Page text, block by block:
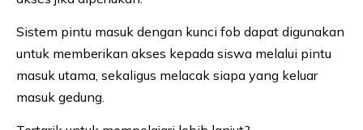
Sistem pintu masuk dengan kunci fob dapat digunakan
untuk memberikan akses kepada siswa melalui pintu
masuk utama, sekaligus melacak siapa yang keluar
masuk gedung.